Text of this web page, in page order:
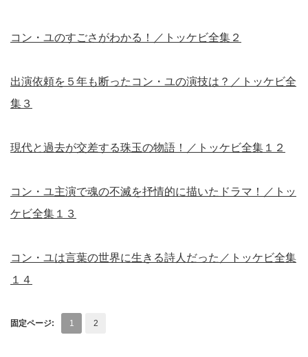
コン・ユのすごさがわかる！／トッケビ全集２
出演依頼を５年も断ったコン・ユの演技は？／トッケビ全
集３
現代と過去が交差する珠玉の物語！／トッケビ全集１２
コン・ユ主演で魂の不滅を抒情的に描いたドラマ！／トッ
ケビ全集１３
コン・ユは言葉の世界に生きる詩人だった／トッケビ全集
１４
固定ページ: 1 2